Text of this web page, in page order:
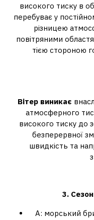
високого тиску в
перебуває у
різницею
повітряними
тією стороною
Вітер виникає
атмосферного
високого тиску до
безперервної
швидкість та
3.
A: морський